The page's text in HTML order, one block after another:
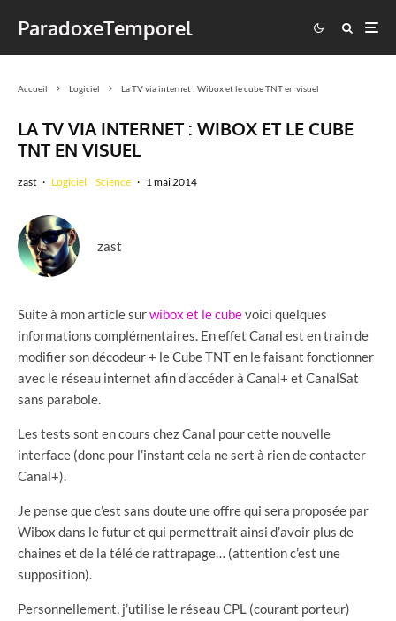
ParadoxeTemporel
Accueil Logiciel La TV via internet : Wibox et le cube TNT en visuel
LA TV VIA INTERNET : WIBOX ET LE CUBE
TNT EN VISUEL
zast · Logiciel Science · 1 mai 2014
zast
Suite à mon article surwibox et le cubevoici quelques
informations complémentaires. En effet Canal est en train de
modifier son décodeur + le Cube TNT en le faisant fonctionner
avec le réseau internet afin d’accéder à Canal+ et CanalSat
sans parabole.
Les tests sont en cours chez Canal pour cette nouvelle
interface (donc pour l’instant cela ne sert à rien de contacter
Canal+).
Je pense que c’est sans doute une offre qui sera proposée par
Wibox dans le futur et qui permettrait ainsi d’avoir plus de
chaines et de la télé de rattrapage… (attention c’est une
supposition).
Personnellement, j’utilise le réseau CPL (courant porteur)